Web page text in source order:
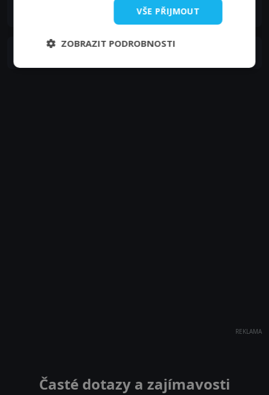
Juraj Romančík
REKLAMA
Časté dotazy a zajímavosti
VŠE PŘIJMOUT
ZOBRAZIT PODROBNOSTI